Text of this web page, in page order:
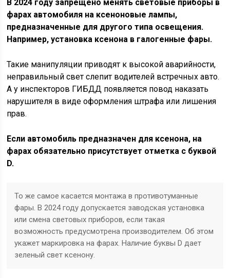
В 2024 году запрещено менять световые приборы в
фарах автомобиля на ксеноновые лампы,
предназначенные для другого типа освещения.
Например, установка ксенона в галогенные фары.
Такие манипуляции приводят к высокой аварийности,
неправильный свет слепит водителей встречных авто.
А у инспекторов ГИБДД появляется повод наказать
нарушителя в виде оформления штрафа или лишения
прав.
Если автомобиль предназначен для ксенона, на
фарах обязательно присутствует отметка с буквой
D.
То же самое касается монтажа в противотуманные
фары. В 2024 году допускается заводская установка
или смена световых приборов, если такая
возможность предусмотрена производителем. Об этом
укажет маркировка на фарах. Наличие буквы D дает
зеленый свет ксенону.